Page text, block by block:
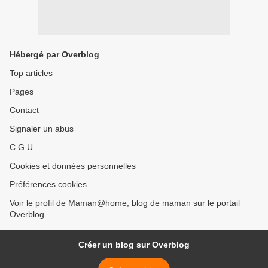
Hébergé par Overblog
Top articles
Pages
Contact
Signaler un abus
C.G.U.
Cookies et données personnelles
Préférences cookies
Voir le profil de Maman@home, blog de maman sur le portail
Overblog
Créer un blog sur Overblog